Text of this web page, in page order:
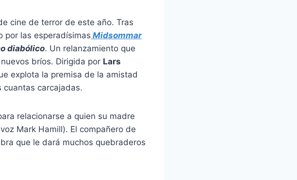
cine de terror de este año. Tras
por las esperadísimas Midsommar
diabólico. Un relanzamiento que
bríos. Dirigida por Lars
explota la premisa de la amistad
cuantas carcajadas.
relacionarse a quien su madre
Mark Hamill). El compañero de
que le dará muchos quebraderos